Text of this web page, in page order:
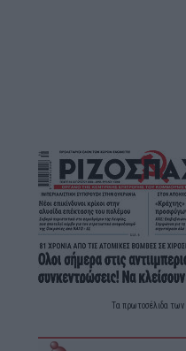
Τα πρωτοσέλιδα των